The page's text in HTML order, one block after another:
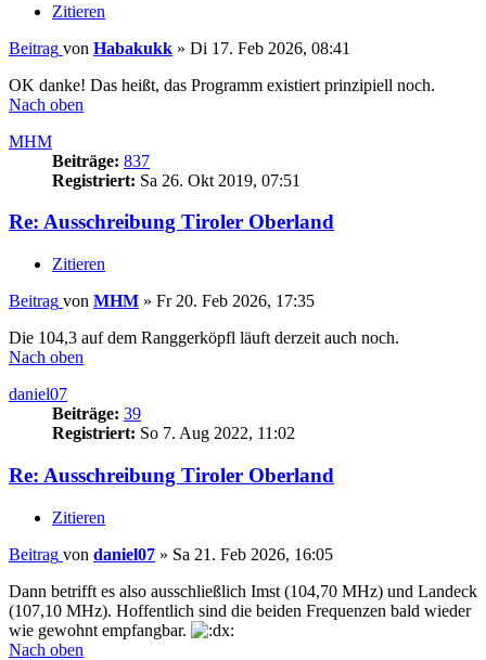
Zitieren
Beitrag von Habakukk » Di 17. Feb 2026, 08:41
OK danke! Das heißt, das Programm existiert prinzipiell noch.
Nach oben
MHM
Beiträge: 837
Registriert: Sa 26. Okt 2019, 07:51
Re: Ausschreibung Tiroler Oberland
Zitieren
Beitrag von MHM » Fr 20. Feb 2026, 17:35
Die 104,3 auf dem Ranggerköpfl läuft derzeit auch noch.
Nach oben
daniel07
Beiträge: 39
Registriert: So 7. Aug 2022, 11:02
Re: Ausschreibung Tiroler Oberland
Zitieren
Beitrag von daniel07 » Sa 21. Feb 2026, 16:05
Dann betrifft es also ausschließlich Imst (104,70 MHz) und Landeck
(107,10 MHz). Hoffentlich sind die beiden Frequenzen bald wieder
wie gewohnt empfangbar.
Nach oben